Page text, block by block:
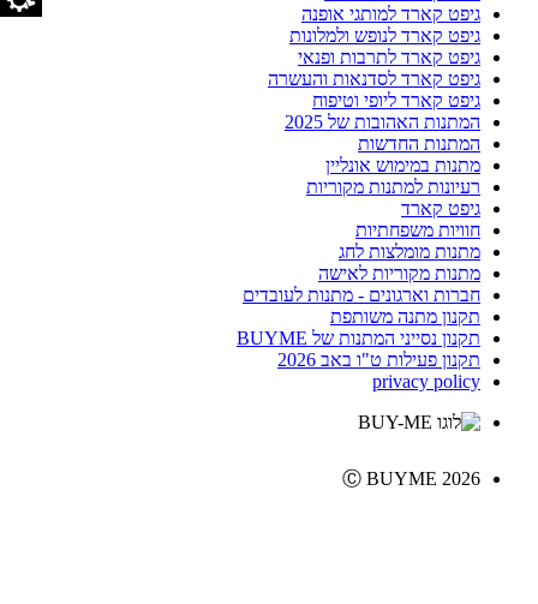
גיפט קארד למותגי אופנה
גיפט קארד לנופש ולמלונות
גיפט קארד לתרבות ופנאי
גיפט קארד לסדנאות והעשרה
גיפט קארד ליופי וטיפוח
המתנות האהובות של 2025
המתנות החדשות
מתנות במימוש אונליין
רעיונות למתנות מקוריות
גיפט קארד
חוויות משפחתיות
מתנות מומלצות לחג
מתנות מקוריות לאישה
חברות וארגונים - מתנות לעובדים
תקנון מתנה משותפת
תקנון נסייני המתנות של BUYME
תקנון פעילות ט"ו באב 2026
privacy policy
Ⓒ BUYME 2026